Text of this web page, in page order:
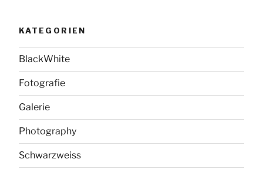
KATEGORIEN
BlackWhite
Fotografie
Galerie
Photography
Schwarzweiss